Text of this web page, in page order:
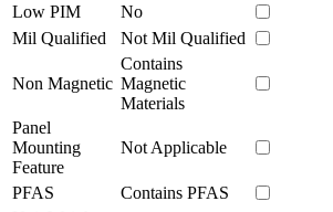
Low PIM
No
Mil Qualified
Not Mil Qualified
Non Magnetic
Contains
Magnetic
Materials
Panel
Mounting
Feature
Not Applicable
PFAS
Contains PFAS